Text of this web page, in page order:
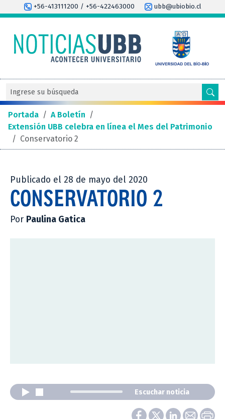
+56-413111200 / +56-422463000 ubb@ubiobio.cl
Portada / A Boletín /
Extensión UBB celebra en línea el Mes del Patrimonio
/ Conservatorio 2
Publicado el 28 de mayo del 2020
CONSERVATORIO 2
Por Paulina Gatica
Escuchar noticia